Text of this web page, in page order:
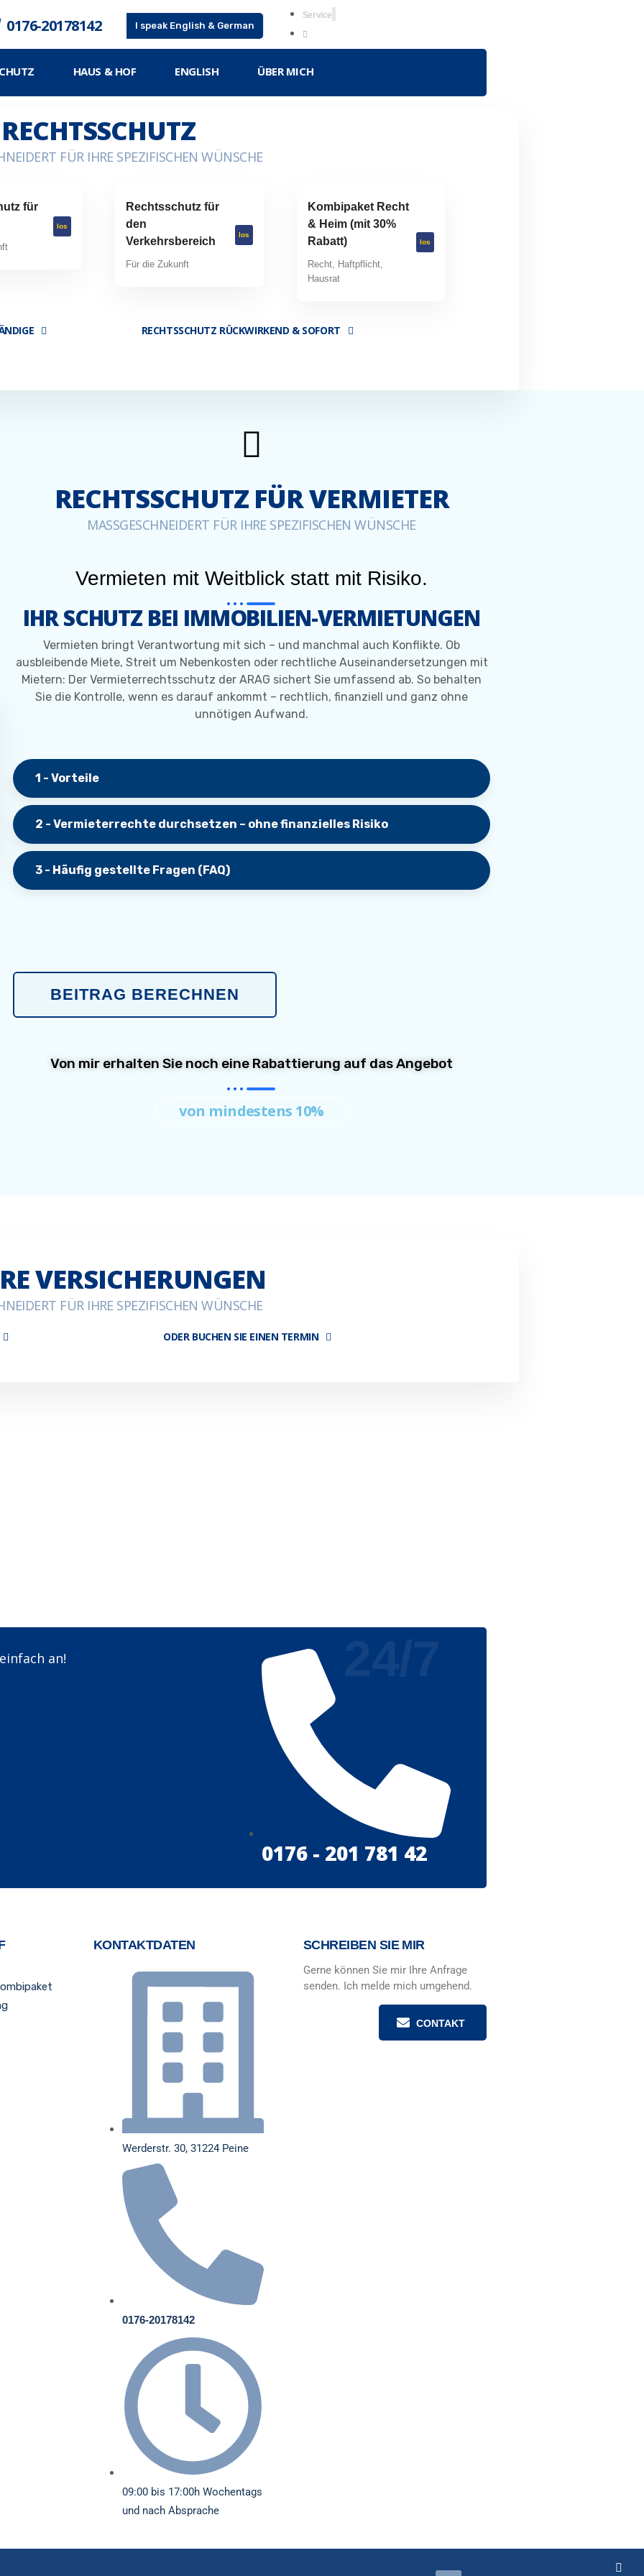
0176-20178142 I speak English & German
Service
HAUS & HOF ENGLISH ÜBER MICH
RECHTSSCHUTZ
FÜR IHRE SPEZIFISCHEN WÜNSCHE
für
los
Rechtsschutz für
den
Verkehrsbereich
Für die Zukunft
los
Kombipaket Recht
& Heim (mit 30%
Rabatt)
Recht, Haftpflicht,
Hausrat
los
RECHTSSCHUTZ RÜCKWIRKEND & SOFORT
RECHTSSCHUTZ FÜR VERMIETER
MASSGESCHNEIDERT FÜR IHRE SPEZIFISCHEN WÜNSCHE
Vermieten mit Weitblick statt mit Risiko.
IHR SCHUTZ BEI IMMOBILIEN-VERMIETUNGEN
Vermieten bringt Verantwortung mit sich – und manchmal auch Konflikte. Ob
ausbleibende Miete, Streit um Nebenkosten oder rechtliche Auseinandersetzungen mit
Mietern: Der Vermieterrechtsschutz der ARAG sichert Sie umfassend ab. So behalten
Sie die Kontrolle, wenn es darauf ankommt – rechtlich, finanziell und ganz ohne
unnötigen Aufwand.
1 - Vorteile
2 - Vermieterrechte durchsetzen – ohne finanzielles Risiko
3 - Häufig gestellte Fragen (FAQ)
BEITRAG BERECHNEN
Von mir erhalten Sie noch eine Rabattierung auf das Angebot
von mindestens 10%
VERSICHERUNGEN
FÜR IHRE SPEZIFISCHEN WÜNSCHE
ODER BUCHEN SIE EINEN TERMIN
an!
0176 - 201 781 42
KONTAKTDATEN
Werderstr. 30, 31224 Peine
0176-20178142
09:00 bis 17:00h Wochentags
und nach Absprache
SCHREIBEN SIE MIR
Gerne können Sie mir Ihre Anfrage
senden. Ich melde mich umgehend.
CONTAKT